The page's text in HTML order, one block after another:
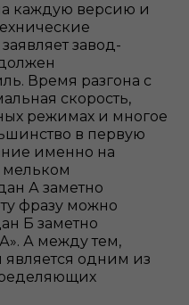
каждую версию и
завод-
Время разгона с
скорость,
режимах и многое
в первую
именно на
мельком
А заметно
фразу можно
Б заметно
А между тем,
является одним из